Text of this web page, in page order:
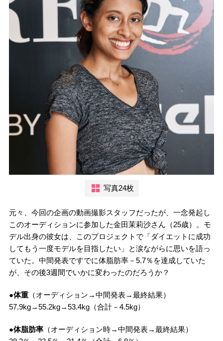
写真24枚
元々、今回の企画の動画撮影スタッフだったが、一念発起し
このオーディションに参加した金田茉莉沙さん（25歳）。モ
デル出身の彼女は、このプロジェクトで「ダイエットに成功
してもう一度モデルを目指したい」と涙ながらに思いを語っ
ていた。中間発表ですでに体脂肪率－5.7％を達成していた
が、その後3週間でいかに変わったのだろうか？
●体重（オーディション→中間発表→最終結果）
57.9kg→55.2kg→53.4kg（合計－4.5kg）
●体脂肪率（オーディション時→中間発表→最終結果）